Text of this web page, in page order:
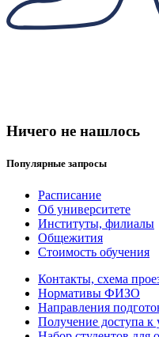
Ничего не нашлось
Популярные запросы
Расписание
Об университете
Институты, филиалы
Общежития
Стоимость обучения
Контакты, схема
Нормативы ФИЗО
Направления
Получение доступа